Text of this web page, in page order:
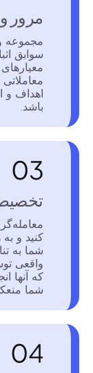
مرور
مجموعه
سوابق
اهداف و
باشد.
03
کنید و
شما به
واقعی
که آنها
شما
04